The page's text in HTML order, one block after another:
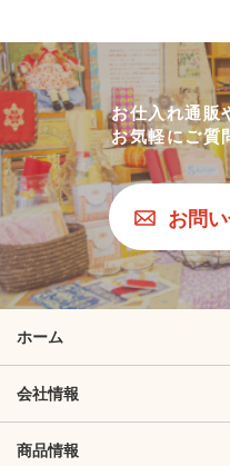
お仕入れ通販
お気軽にご質
お問
ホーム
会社情報
商品情報